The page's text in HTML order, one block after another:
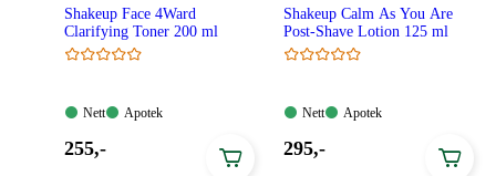
Shakeup Face 4Ward
Clarifying Toner 200 ml
Nett:
Nett
Apotek:
Apotek
Pris:
255,-
Shakeup Calm As You Are
Post-Shave Lotion 125 ml
Nett:
Nett
Apotek:
Apotek
Pris:
295,-